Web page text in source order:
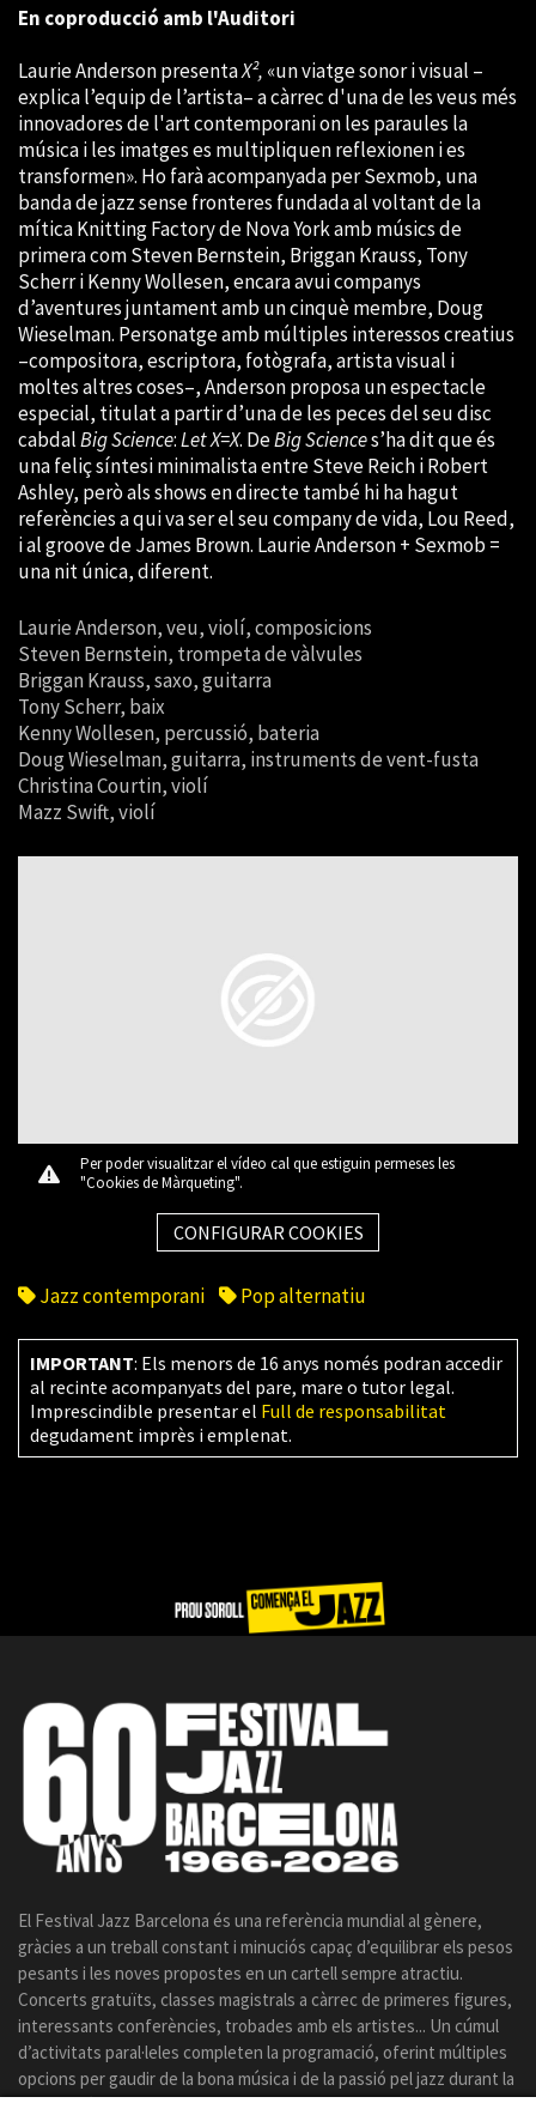
En coproducció amb l'Auditori
Laurie Anderson presentaX², «un viatge sonor i visual –
explica l’equip de l’artista– a càrrec d'una de les veus més
innovadores de l'art contemporani on les paraules la
música i les imatges es multipliquen reflexionen i es
transformen». Ho farà acompanyada per Sexmob, una
banda de jazz sense fronteres fundada al voltant de la
mítica Knitting Factory de Nova York amb músics de
primera com Steven Bernstein, Briggan Krauss, Tony
Scherr i Kenny Wollesen, encara avui companys
d’aventures juntament amb un cinquè membre, Doug
Wieselman. Personatge amb múltiples interessos creatius
–compositora, escriptora, fotògrafa, artista visual i
moltes altres coses–, Anderson proposa un espectacle
especial, titulat a partir d’una de les peces del seu disc
cabdalBig Science:Let X=X. DeBig Sciences’ha dit que és
una feliç síntesi minimalista entre Steve Reich i Robert
Ashley, però als shows en directe també hi ha hagut
referències a qui va ser el seu company de vida, Lou Reed,
i al groove de James Brown. Laurie Anderson + Sexmob =
una nit única, diferent.
Laurie Anderson, veu, violí, composicions
Steven Bernstein, trompeta de vàlvules
Briggan Krauss, saxo, guitarra
Tony Scherr, baix
Kenny Wollesen, percussió, bateria
Doug Wieselman, guitarra, instruments de vent-fusta
Christina Courtin, violí
Mazz Swift,violí
Per poder visualitzar el vídeo cal que estiguin permeses les
"Cookies de Màrqueting".
CONFIGURAR COOKIES
Jazz contemporani Pop alternatiu
IMPORTANT: Els menors de 16 anys només podran accedir
al recinte acompanyats del pare, mare o tutor legal.
Imprescindible presentar el Full de responsabilitat
degudament imprès i emplenat.
El Festival Jazz Barcelona és una referència mundial al gènere,
gràcies a un treball constant i minuciós capaç d’equilibrar els pesos
pesants i les noves propostes en un cartell sempre atractiu.
Concerts gratuïts, classes magistrals a càrrec de primeres figures,
interessants conferències, trobades amb els artistes... Un cúmul
d’activitats paral·leles completen la programació, oferint múltiples
opcions per gaudir de la bona música i de la passió pel jazz durant la
celebració del certamen.